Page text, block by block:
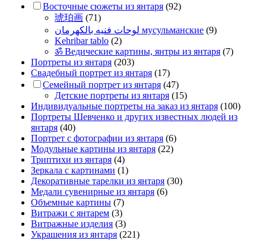
Восточные сюжеты из янтаря (92)
琥珀画 (71)
لوحات فنيه بالكهرمان мусульманские (9)
Kehribar tablo (2)
ॐ Ведические картины, янтры из янтаря (7)
Портреты из янтаря (203)
Свадебный портрет из янтаря (17)
Семейный портрет из янтаря (47)
Детские портреты из янтаря (15)
Индивидуальные портреты на заказ из янтаря (100)
Портреты Шевченко и других известных людей из
янтаря (40)
Портрет c фотографии из янтаря (6)
Модульные картины из янтаря (22)
Триптихи из янтаря (4)
Зеркала с картинами (1)
Декоративные тарелки из янтаря (30)
Медали сувенирные из янтаря (6)
Объемные картины (7)
Витражи с янтарем (3)
Витражные изделия (3)
Украшения из янтаря (221)